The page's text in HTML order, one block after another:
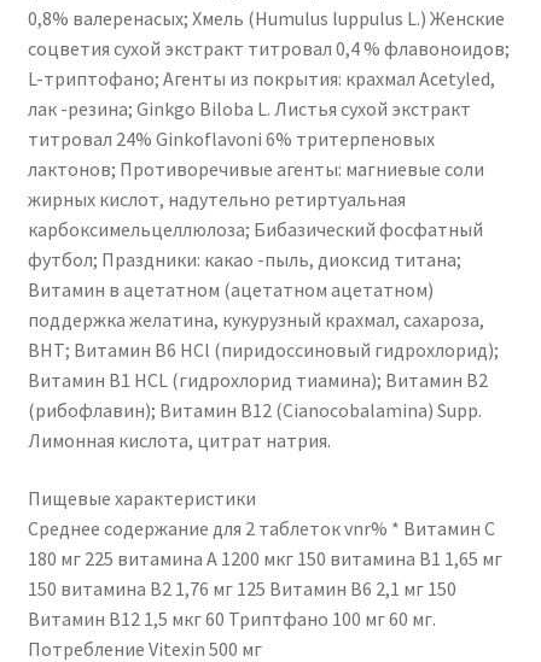
0,8% валеренасых; Хмель (Humulus luppulus L.) Женские
соцветия сухой экстракт титровал 0,4 % флавоноидов;
L-триптофано; Агенты из покрытия: крахмал Acetyled,
лак -резина; Ginkgo Biloba L. Листья сухой экстракт
титровал 24% Ginkoflavoni 6% тритерпеновых
лактонов; Противоречивые агенты: магниевые соли
жирных кислот, надутельно ретиртуальная
карбоксимельцеллюлоза; Бибазический фосфатный
футбол; Праздники: какао -пыль, диоксид титана;
Витамин в ацетатном (ацетатном ацетатном)
поддержка желатина, кукурузный крахмал, сахароза,
BHT; Витамин B6 HCl (пиридоссиновый гидрохлорид);
Витамин В1 HCL (гидрохлорид тиамина); Витамин В2
(рибофлавин); Витамин B12 (Cianocobalamina) Supp.
Лимонная кислота, цитрат натрия.
Пищевые характеристики
Среднее содержание для 2 таблеток vnr% * Витамин С
180 мг 225 витамина А 1200 мкг 150 витамина В1 1,65 мг
150 витамина В2 1,76 мг 125 Витамин В6 2,1 мг 150
Витамин В12 1,5 мкг 60 Триптфано 100 мг 60 мг.
Потребление Vitexin 500 мг